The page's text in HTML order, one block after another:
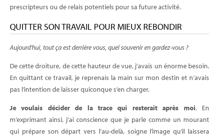
prescripteurs ou de relais potentiels pour sa future activité.
QUITTER SON TRAVAIL POUR MIEUX REBONDIR
Aujourd'hui, tout ça est derrière vous, quel souvenir en gardez-vous ?
De cette droiture, de cette hauteur de vue, j’avais un énorme besoin.
En quittant ce travail, je reprenais la main sur mon destin et n’avais
pas l’intention de laisser quiconque s’en charger.
Je voulais décider de la trace qui resterait après moi. En
m’exprimant ainsi, j’ai conscience que je parle comme un mourant
qui prépare son départ vers l’au-delà, soigne l’image qu’il laissera